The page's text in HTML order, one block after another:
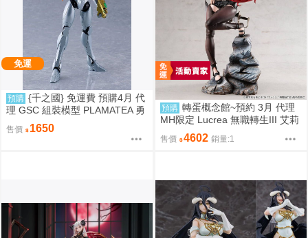
免運
預購 {千之國} 免運費 預購4月 代
理 GSC 組裝模型 PLAMATEA 勇
者王 獅子王凱 約16公分 9月10日
截止
售價 1650
預購 轉蛋概念館~預約 3月 代理
MH限定 Lucrea 無職轉生III 艾莉
絲 高約27公分 超商付款免訂金
售價 4602 銷量:1